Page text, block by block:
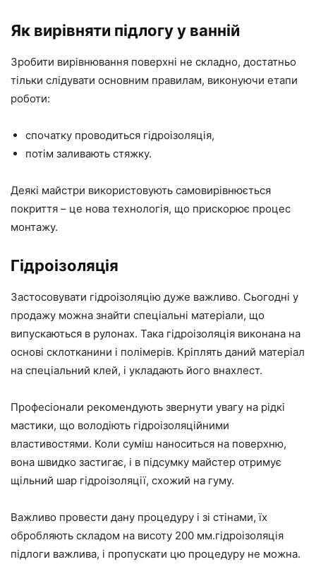
Як вирівняти підлогу у ванній
Зробити вирівнювання поверхні не складно, достатньо
тільки слідувати основним правилам, виконуючи етапи
роботи:
спочатку проводиться гідроізоляція,
потім заливають стяжку.
Деякі майстри використовують самовирівнюється
покриття – це нова технологія, що прискорює процес
монтажу.
Гідроізоляція
Застосовувати гідроізоляцію дуже важливо. Сьогодні у
продажу можна знайти спеціальні матеріали, що
випускаються в рулонах. Така гідроізоляція виконана на
основі склотканини і полімерів. Кріплять даний матеріал
на спеціальний клей, і укладають його внахлест.
Професіонали рекомендують звернути увагу на рідкі
мастики, що володіють гідроізоляційними
властивостями. Коли суміш наноситься на поверхню,
вона швидко застигає, і в підсумку майстер отримує
щільний шар гідроізоляції, схожий на гуму.
Важливо провести дану процедуру і зі стінами, їх
обробляють складом на висоту 200 мм.гідроізоляція
підлоги важлива, і пропускати цю процедуру не можна.